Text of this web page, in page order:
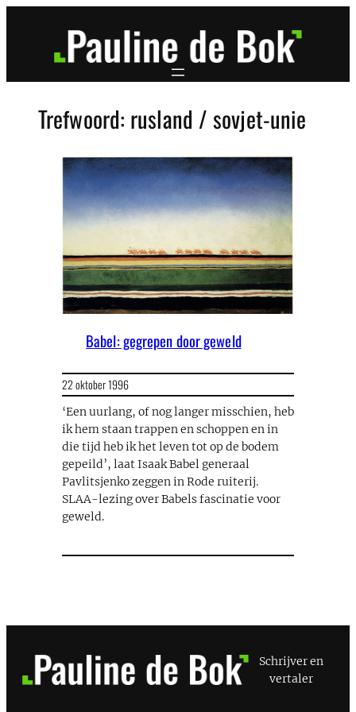
Trefwoord: rusland / sovjet-unie
Babel: gegrepen door geweld
22 oktober 1996
‘Een uurlang, of nog langer misschien, heb
ik hem staan trappen en schoppen en in
die tijd heb ik het leven tot op de bodem
gepeild’, laat Isaak Babel generaal
Pavlitsjenko zeggen in Rode ruiterij.
SLAA-lezing over Babels fascinatie voor
geweld.
Schrijver en
vertaler